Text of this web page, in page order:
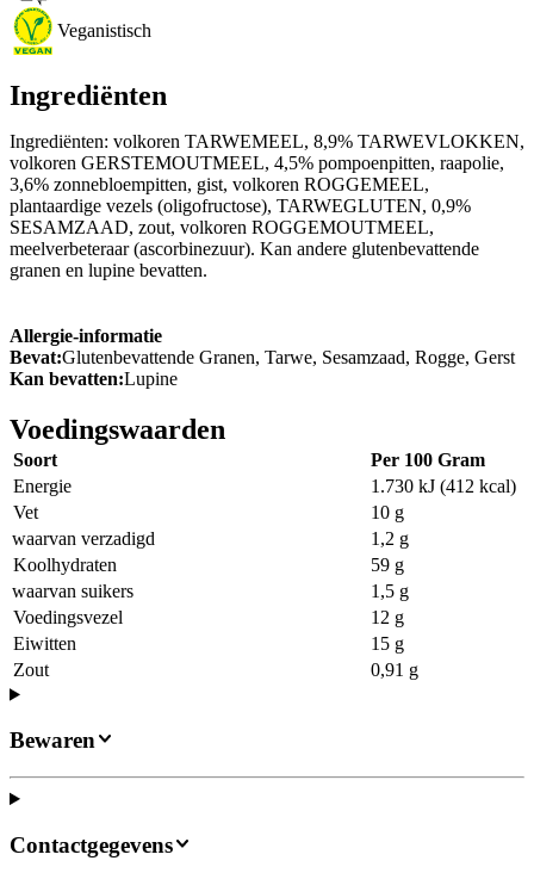
Veganistisch
Ingrediënten
Ingrediënten: volkoren TARWEMEEL, 8,9% TARWEVLOKKEN,
volkoren GERSTEMOUTMEEL, 4,5% pompoenpitten, raapolie,
3,6% zonnebloempitten, gist, volkoren ROGGEMEEL,
plantaardige vezels (oligofructose), TARWEGLUTEN, 0,9%
SESAMZAAD, zout, volkoren ROGGEMOUTMEEL,
meelverbeteraar (ascorbinezuur). Kan andere glutenbevattende
granen en lupine bevatten.
Allergie-informatie
Bevat:Glutenbevattende Granen, Tarwe, Sesamzaad, Rogge, Gerst
Kan bevatten:Lupine
Voedingswaarden
Soort
Per 100 Gram
Energie
1.730 kJ (412 kcal)
Vet
10 g
waarvan verzadigd
1,2 g
Koolhydraten
59 g
waarvan suikers
1,5 g
Voedingsvezel
12 g
Eiwitten
15 g
Zout
0,91 g
Bewaren
Contactgegevens